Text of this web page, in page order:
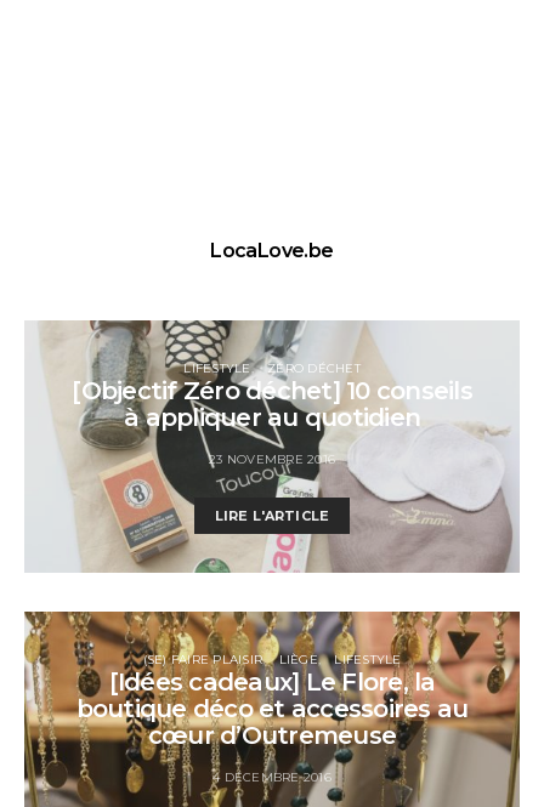
LocaLove.be
LIFESTYLE ZÉRO DÉCHET
[Objectif Zéro déchet] 10 conseils
à appliquer au quotidien
23 NOVEMBRE 2016
LIRE L'ARTICLE
(SE) FAIRE PLAISIR LIÈGE LIFESTYLE
[Idées cadeaux] Le Flore, la
boutique déco et accessoires au
cœur d’Outremeuse
4 DÉCEMBRE 2016